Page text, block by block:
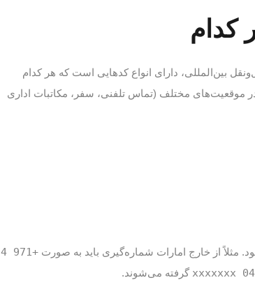
کدام
بین‌المللی، دارای انواع کدهایی است که هر کدام
موقعیت‌های مختلف (تماس تلفنی، سفر، مکاتبات اداری
مثلاً از خارج امارات شماره‌گیری باید به صورت
+971 4
04 xxxxxxx گرفته می‌شوند.